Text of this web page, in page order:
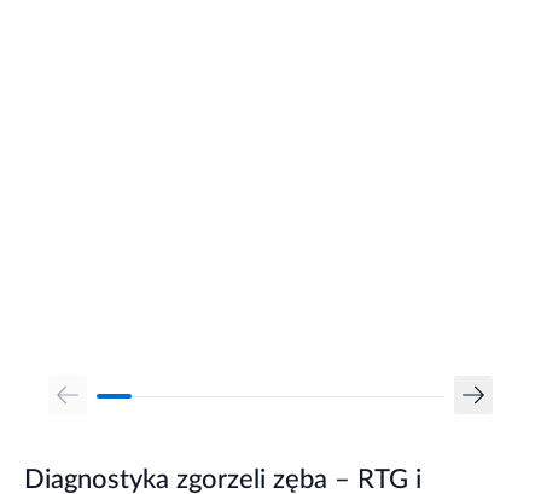
Diagnostyka zgorzeli zęba – RTG i